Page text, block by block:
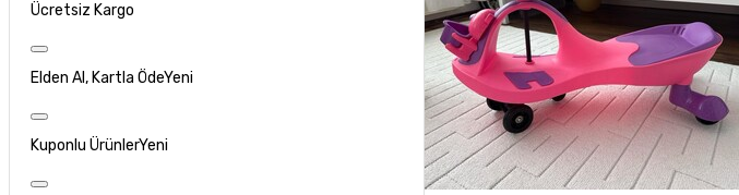
Ücretsiz Kargo
Elden Al, Kartla ÖdeYeni
Kuponlu ÜrünlerYeni